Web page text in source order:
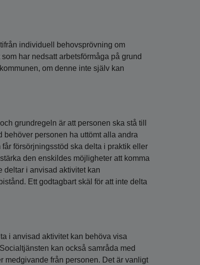
individuell behovsprövning om
har nedsatt arbetsförmåga på grund
om denne inte själv kan
grundregeln är att personen ska stå till
behöver personen ha uttömt alla andra
försörjningsstöd ska delta i praktik eller
den enskildes möjligheter att komma
deltar i anvisad aktivitet kan
Ett godtagbart skäl för att inte delta
i anvisad aktivitet kan behöva visa
kan också samråda med
medgivande från personen. Det är vanligt